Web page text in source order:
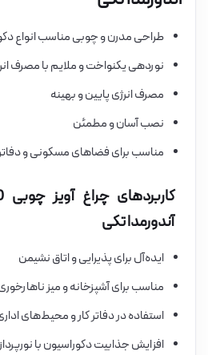
طراحی مدرن و چوبی مناسب انواع
نوردهی یکنواخت و ملایم با مصرف انرژی 10
مصرف انرژی پایین و بهینه
نصب آسان و مطمئن
مناسب برای فضاهای مسکونی و
آندورمدا تکی
ایده‌آل برای پذیرایی و اتاق نشیمن
مناسب برای آشپزخانه و میز
استفاده در دفاتر کار و محیط‌های
افزایش جذابیت دکوراسیون با